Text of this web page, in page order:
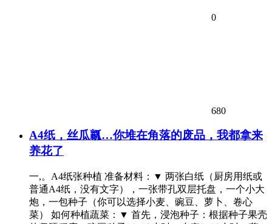
0
680
A4纸，丝瓜瓤…你堆在角落的废品，我都拿来
养花了
一,。A4纸张种植 准备材料：▼ 两张白纸（厨房用纸或
普通A4纸，没有文字），一张带孔双层托盘，一个小大
炮，一包种子（你可以选择小麦、豌豆、萝卜、卷心
菜） 如何种植蔬菜：▼ 首先，浸泡种子：根据种子果壳